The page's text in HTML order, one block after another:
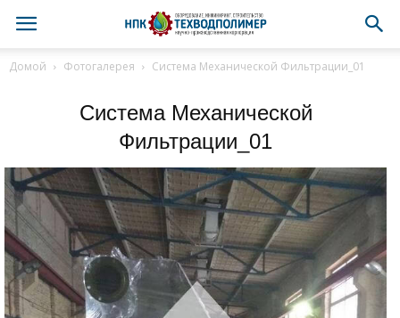
Домой Фотогалерея Система Механической Фильтрации_01
Система Механической
Фильтрации_01